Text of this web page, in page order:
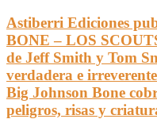
Astiberri Ediciones
BONE – LOS
de Jeff Smith y Tom
verdadera e
Big Johnson Bone
peligros, risas y